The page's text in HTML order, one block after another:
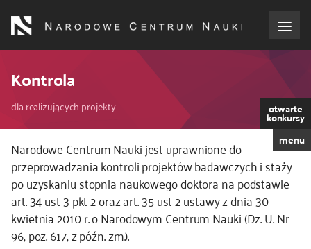
treści
dla wnioskodawców
dla realizujących projekty
dla ekspertów
efekty NCN
Kontrola
Ścieżka
nawigacyjna
dla realizujących projekty otwarte
konkursy
menu
Narodowe Centrum Nauki jest uprawnione do
przeprowadzania kontroli projektów badawczych i staży
po uzyskaniu stopnia naukowego doktora na podstawie
art. 34 ust 3 pkt 2 oraz art. 35 ust 2 ustawy z dnia 30
kwietnia 2010 r. o Narodowym Centrum Nauki (Dz. U. Nr
96, poz. 617, z późn. zm.).